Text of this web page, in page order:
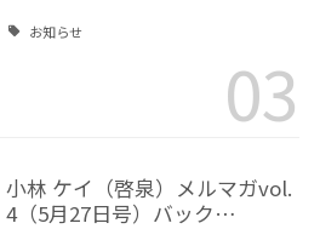
お知らせ
03
小林 ケイ（啓泉）メルマガvol.
4（5月27日号）バック…